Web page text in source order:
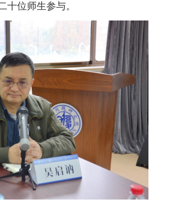
位师生参与。